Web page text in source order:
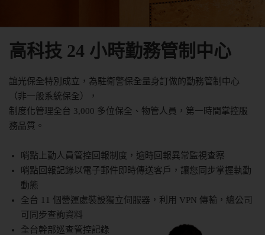
高科技 24 小時勤務管制中心
誼光保全特別成立，為駐衛警保全量身訂做的勤務管制中心
（非一般系統保全），
制度化管理全台 3,000 多位保全、物管人員，第一時間掌控服
務品質。
哨點上勤人員管控回報制度，逾時回報異常監視查察
哨點回報記錄以電子郵件即時傳送客戶，讓您同步掌握執勤
動態
全台 11 個營運處裝設獨立伺服器，利用 VPN 傳輸，總公司
可同步查詢資料
全台幹部巡查管控記錄